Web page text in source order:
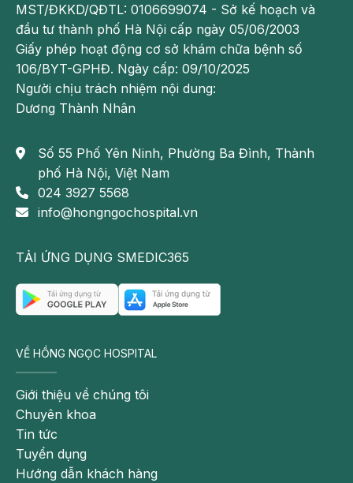
Đa số bệnh nhân bị ợ chua, ợ nóng sẽ gặp tình trạng
mất ngủ hay rối loạn giấc ngủ. Theo thống kê, có
khoảng 75% bệnh nhân trào ngược dạ dày thực
quản gặp tình trạngợ chua mất ngủnày. Từ đó, gây
ra những ảnh hưởng nghiêm trọng đến chất lượng
cuộc sống, sức khỏe bị suy yếu.
Dù những triệu chứng ợ chua, ợ nóng ban đêm ít
hơn ban ngày nhưng chúng có thể gây hậu quả
nghiêm trọng hơn. Một trong số đó là giảm nhu động
thực quản khiến đợt trào ngược dài hơn, tác động
thực quản. Bên cạnh đó là những triệu chứng ngoài
thực quản như ho, nghẹt thở, ngáy,...
MST/ĐKKD/QĐTL: 0106699074 - Sở kế hoạch và
đầu tư thành phố Hà Nội cấp ngày 05/06/2003
Giấy phép hoạt động cơ sở khám chữa bệnh số
106/BYT-GPHĐ. Ngày cấp: 09/10/2025
Người chịu trách nhiệm nội dung:
Dương Thành Nhân
Số 55 Phố Yên Ninh, Phường Ba Đình, Thành
phố Hà Nội, Việt Nam
024 3927 5568
info@hongngochospital.vn
TẢI ỨNG DỤNG SMEDIC365
VỀ HỒNG NGỌC HOSPITAL
Giới thiệu về chúng tôi
Chuyên khoa
Tin tức
Tuyển dụng
Hướng dẫn khách hàng